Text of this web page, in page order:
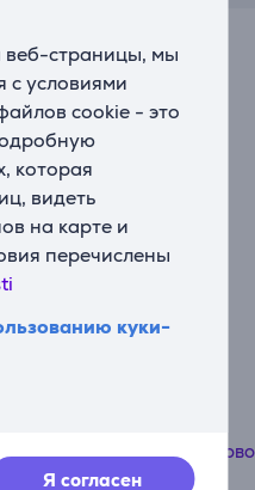
страницы, мы
с условиями
cookie - это
которая
видеть
на карте и
перечислены
куки-
Я согласен
по частям
до почтовых
100 евро
для Вашей новой